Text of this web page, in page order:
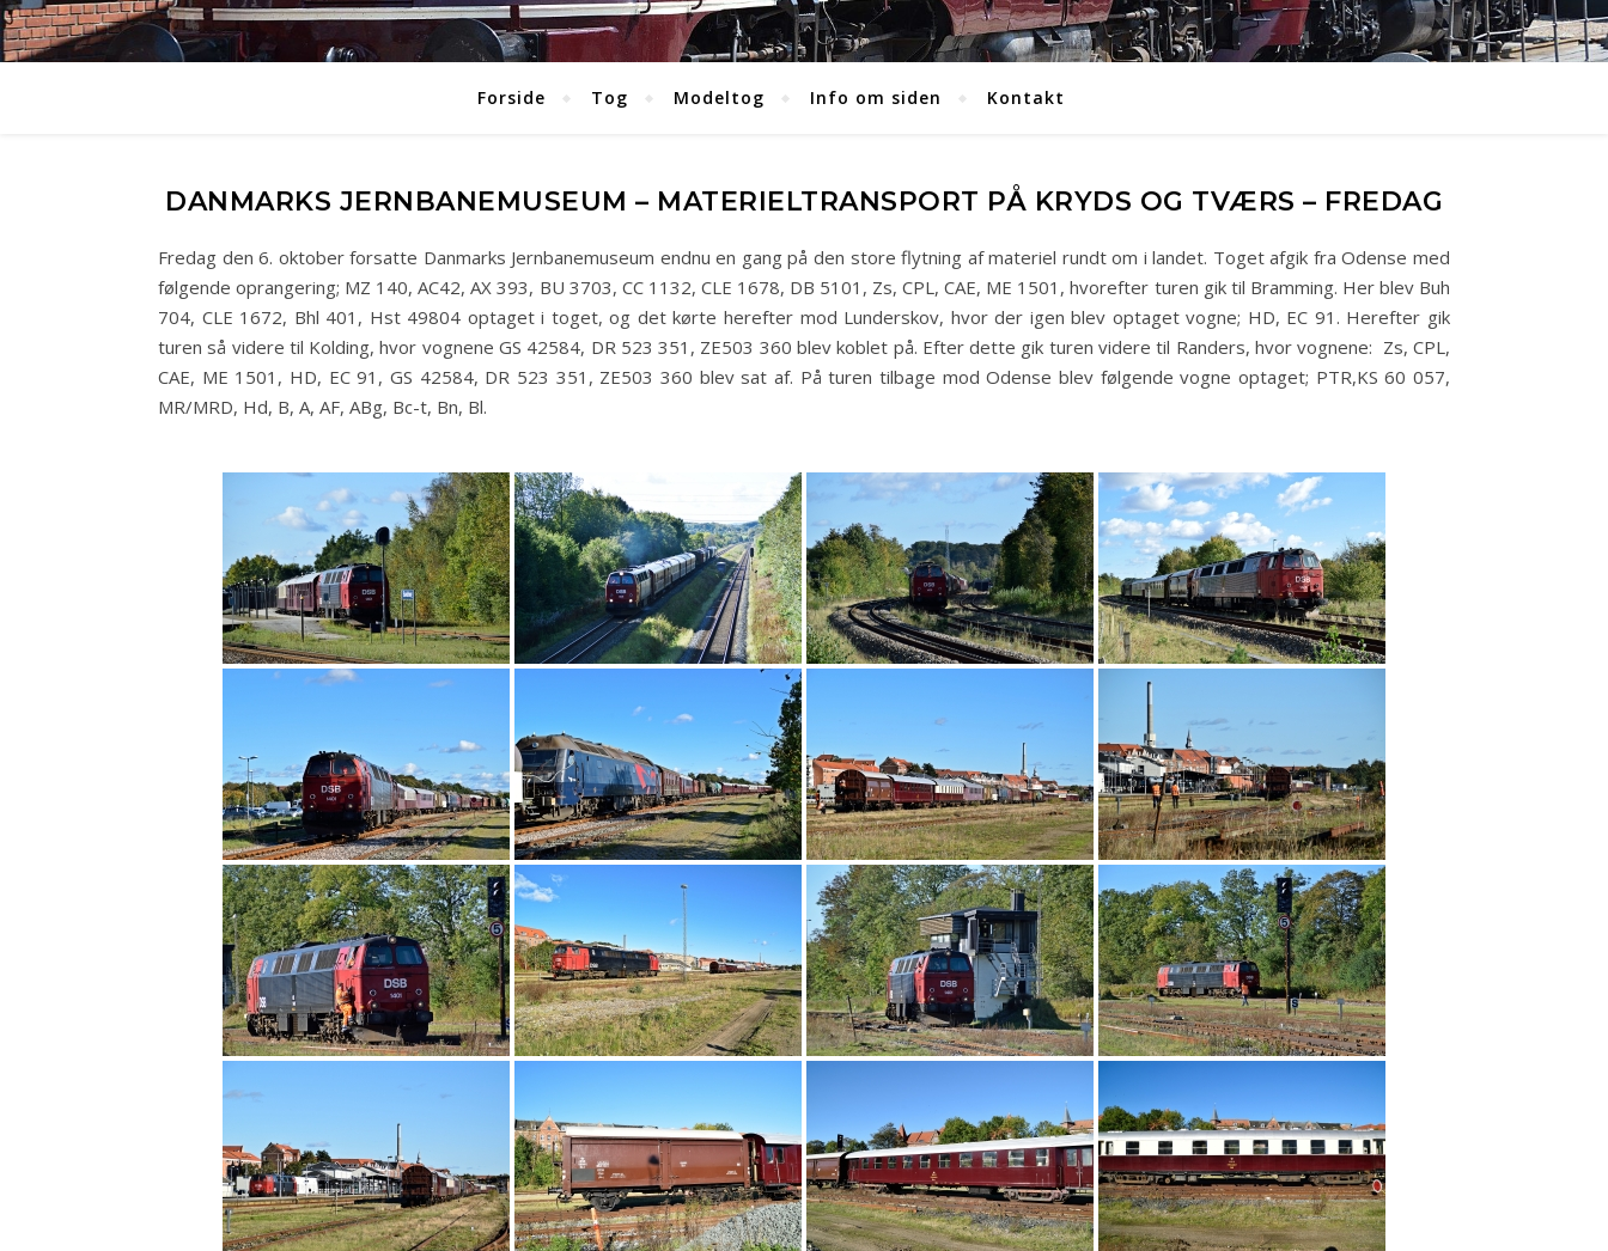
Forside Tog Modeltog Info om siden Kontakt
DANMARKS JERNBANEMUSEUM – MATERIELTRANSPORT PÅ KRYDS OG TVÆRS – FREDAG
Fredag den 6. oktober forsatte Danmarks Jernbanemuseum endnu en gang på den store flytning af materiel rundt om i landet. Toget afgik fra Odense med
følgende oprangering; MZ 140, AC42, AX 393, BU 3703, CC 1132, CLE 1678, DB 5101, Zs, CPL, CAE, ME 1501, hvorefter turen gik til Bramming. Her blev Buh
704, CLE 1672, Bhl 401, Hst 49804 optaget i toget, og det kørte herefter mod Lunderskov, hvor der igen blev optaget vogne; HD, EC 91. Herefter gik
turen så videre til Kolding, hvor vognene GS 42584, DR 523 351, ZE503 360 blev koblet på. Efter dette gik turen videre til Randers, hvor vognene: Zs, CPL,
CAE, ME 1501, HD, EC 91, GS 42584, DR 523 351, ZE503 360 blev sat af. På turen tilbage mod Odense blev følgende vogne optaget; PTR,KS 60 057,
MR/MRD, Hd, B, A, AF, ABg, Bc-t, Bn, Bl.